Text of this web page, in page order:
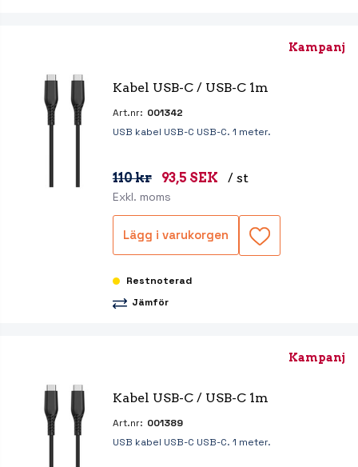
Kampanj
Kabel USB-C / USB-C 1m
Art.nr: 001342
USB kabel USB-C USB-C. 1 meter.
110 kr 93,5 SEK / st
Exkl. moms
Lägg i varukorgen
Restnoterad
Jämför
Kampanj
Kabel USB-C / USB-C 1m
Art.nr: 001389
USB kabel USB-C USB-C. 1 meter.